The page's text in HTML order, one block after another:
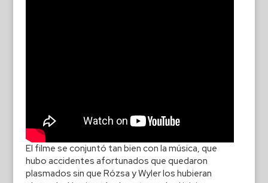
El filme se conjuntó tan bien con la música, que
hubo accidentes afortunados que quedaron
plasmados sin que Rózsa y Wyler los hubieran